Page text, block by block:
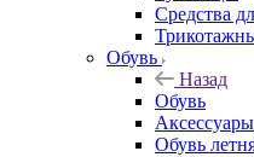
Средства
Обувь
Назад
Обувь
Обувь